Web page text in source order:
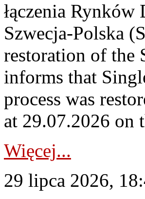
łączenia
Szwecja-Polska
restoration of the
informs that
process was
at 29.07.2026 on
Więcej...
29 lipca 2026,